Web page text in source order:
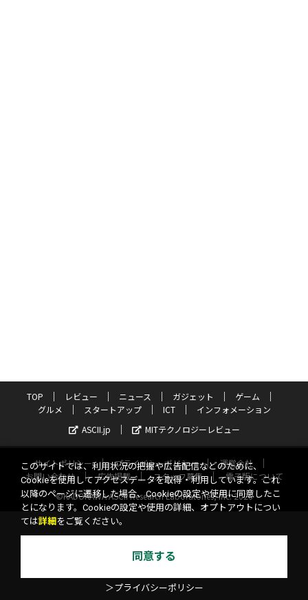
TOP レビュー ニュース ガジェット
ゲーム
グルメ
スタートアップ ICT
インフォメーション
ASCII.jp
MITテクノロジーレビュー
サイトポリシー プライバシーポリシー
運営会社
お問い合わせ
広告掲載 スタッフ募集
電子版について
©KADOKAWA ASCII Research Laboratories, Inc. 2026
このサイトでは、利用状況の把握や広告配信などのために、
Cookieを使用してアクセスデータを取得・利用しています。これ
以降のページに遷移した場合、Cookieの設定や使用に同意したこ
とになります。Cookieの設定や使用の詳細、オプトアウトについ
ては詳細 をご覧ください。
同意する
＞プライバシーポリシー